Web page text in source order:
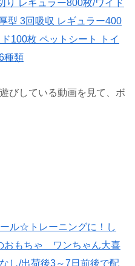
り レギュラー800枚/ワイド
型 3回吸収 レギュラー400
100枚 ペットシート トイ
種類
びしている動画を見て、ボ
ル☆トレーニングに！し
おもちゃ ワンちゃん大喜
し/出荷後3～7日前後で配